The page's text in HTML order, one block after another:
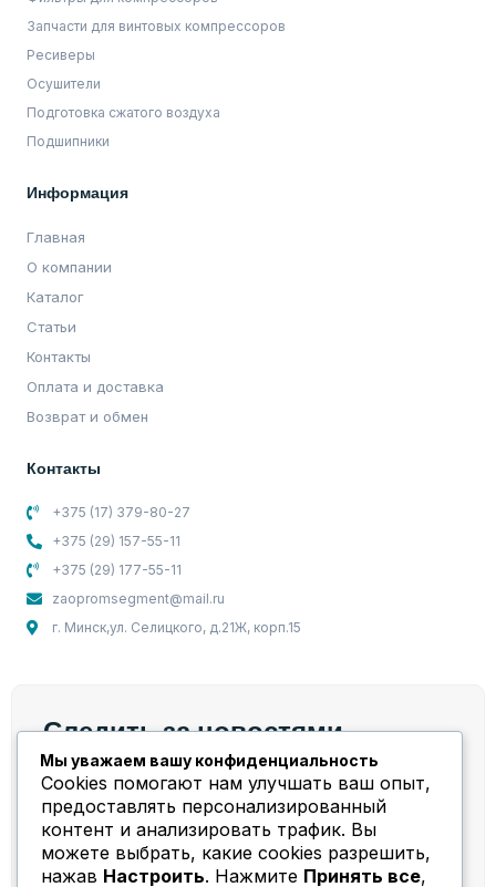
Запчасти для винтовых компрессоров
Ресиверы
Осушители
Подготовка сжатого воздуха
Подшипники
Информация
Главная
О компании
Каталог
Статьи
Контакты
Оплата и доставка
Возврат и обмен
Контакты
+375 (17) 379-80-27
+375 (29) 157-55-11
+375 (29) 177-55-11
zaopromsegment@mail.ru
г. Минск,ул. Селицкого, д.21Ж, корп.15
Следить за новостями
Мы берем на себя весь спектр работ и задач,
связанных с компрессорным оборудованием!
Мы уважаем вашу конфиденциальность
Cookies помогают нам улучшать ваш опыт,
предоставлять персонализированный
контент и анализировать трафик. Вы
можете выбрать, какие cookies разрешить,
нажав Настроить. Нажмите Принять все,